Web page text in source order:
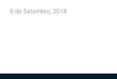
6 de Setembro, 2018